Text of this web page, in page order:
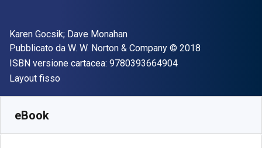
Autore(i)
Karen Gocsik; Dave Monahan
Editore
Pubblicato da W. W. Norton & Company Copyright
© 2018
ISBN versione cartacea: 9780393664904"ISBN-13
Formato
Layout fisso
eBook